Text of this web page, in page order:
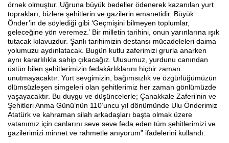
örnek olmuştur. Uğruna büyük bedeller ödenerek kazanılan yurt
toprakları, bizlere şehitlerin ve gazilerin emanetidir. Büyük
Önder’in de söylediği gibi ‘Geçmişini bilmeyen toplumlar,
geleceğine yön veremez.’ Bir milletin tarihini, onun yarınlarına ışık
tutacak kılavuzdur. Şanlı tarihimizin destansı mücadeleleri daima
yolumuzu aydınlatacak. Bugün kutlu zaferimizi grurla anarken
aynı kararlılıkla sahip çıkacağız. Ulusumuz, yurdunu canından
üstün bilen şehitlerimizin fedakârlıklarını hiçbir zaman
unutmayacaktır. Yurt sevgimizin, bağımsızlık ve özgürlüğümüzün
ölümsüzleşen simgeleri olan şehitlerimiz her zaman gönlümüzde
yaşayacaktır. Bu duygu ve düşüncelerle; Çanakkale Zaferi’nin ve
Şehitleri Anma Günü’nün 110’uncu yıl dönümünde Ulu Önderimiz
Atatürk ve kahraman silah arkadaşları başta olmak üzere
vatanımız için canlarını seve seve feda eden tüm şehitlerimizi ve
gazilerimizi minnet ve rahmetle anıyorum” ifadelerini kullandı.